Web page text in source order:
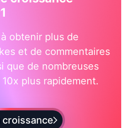
obtenir plus de
et de commentaires
que de nombreuses
plus rapidement.
croissance